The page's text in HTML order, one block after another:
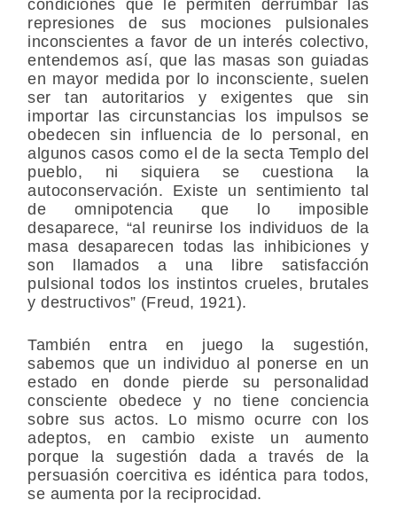
condiciones que le permiten derrumbar las
represiones de sus mociones pulsionales
inconscientes a favor de un interés colectivo,
entendemos así, que las masas son guiadas
en mayor medida por lo inconsciente, suelen
ser tan autoritarios y exigentes que sin
importar las circunstancias los impulsos se
obedecen sin influencia de lo personal, en
algunos casos como el de la secta Templo del
pueblo, ni siquiera se cuestiona la
autoconservación. Existe un sentimiento tal
de omnipotencia que lo imposible
desaparece, “al reunirse los individuos de la
masa desaparecen todas las inhibiciones y
son llamados a una libre satisfacción
pulsional todos los instintos crueles, brutales
y destructivos” (Freud, 1921).
También entra en juego la sugestión,
sabemos que un individuo al ponerse en un
estado en donde pierde su personalidad
consciente obedece y no tiene conciencia
sobre sus actos. Lo mismo ocurre con los
adeptos, en cambio existe un aumento
porque la sugestión dada a través de la
persuasión coercitiva es idéntica para todos,
se aumenta por la reciprocidad.